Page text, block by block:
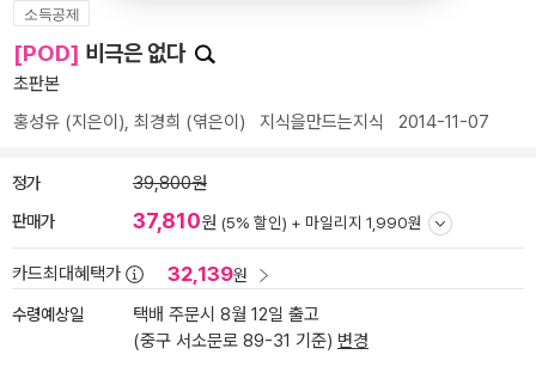
소득공제
[POD] 비극은 없다
초판본
홍성유 (지은이), 최경희 (엮은이) 지식을만드는지식 2014-11-07
정가 39,800원
판매가 37,810원 (5% 할인) + 마일리지 1,990원
카드최대혜택가 32,139원
수령예상일
택배 주문시 8월 12일 출고
(중구 서소문로 89-31 기준) 변경